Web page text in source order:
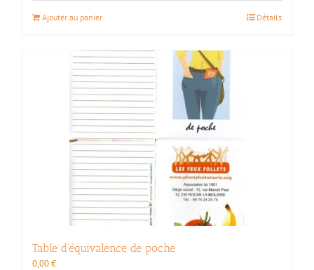
Ajouter au panier Détails
Table d’équivalence de poche
0,00€